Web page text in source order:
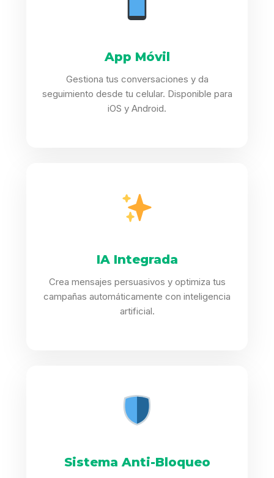
App Móvil
Gestiona tus conversaciones y da
seguimiento desde tu celular. Disponible para
iOS y Android.
IA Integrada
Crea mensajes persuasivos y optimiza tus
campañas automáticamente con inteligencia
artificial.
Sistema Anti-Bloqueo